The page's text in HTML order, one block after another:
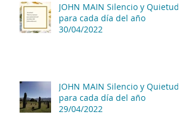
JOHN MAIN Silencio y Quietud
para cada día del año
30/04/2022
JOHN MAIN Silencio y Quietud
para cada día del año
29/04/2022